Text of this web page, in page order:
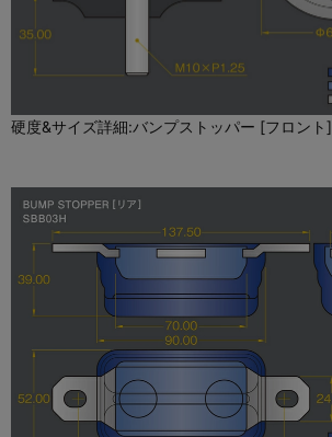
硬度&サイズ詳細:バンプストッパー [フロント]